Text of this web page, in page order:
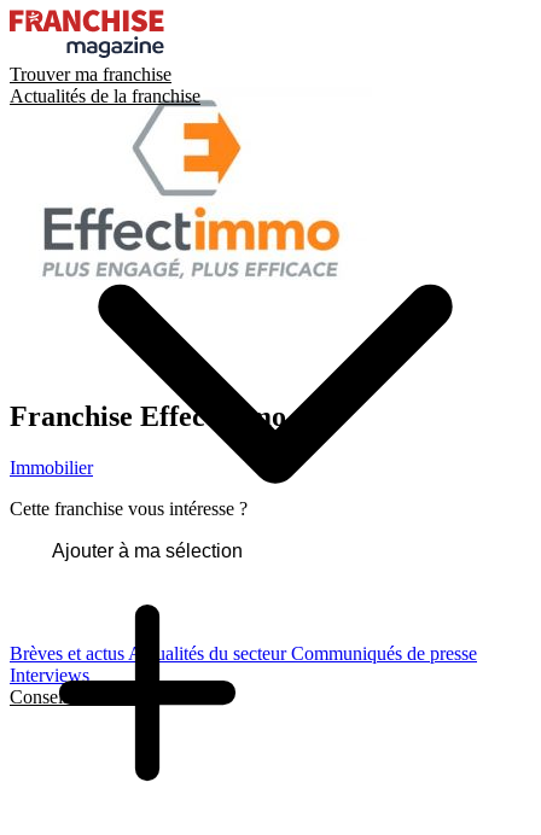
Trouver ma franchise
Actualités de la franchise
Brèves et actus Actualités du secteurCommuniqués de presse
Interviews
Conseils et Guides
Franchise Effectimmo
Immobilier
Cette franchise vous intéresse ?
Ajouter à ma sélection